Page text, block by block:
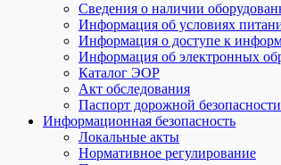
Сведения о наличии
Информация об условиях
Информация о доступе к
Информация об электронных
Каталог ЭОР
Акт обследования
Паспорт дорожной безопасности
Информационная безопасность
Локальные акты
Нормативное регулирование